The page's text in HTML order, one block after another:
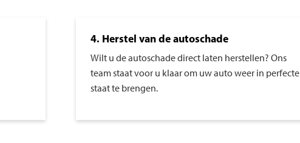
4. Herstel van de autoschade
Wilt u de autoschade direct laten herstellen? Ons
team staat voor u klaar om uw auto weer in perfecte
staat te brengen.